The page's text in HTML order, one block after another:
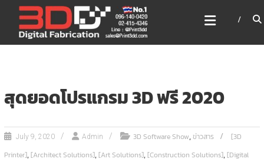
content
3DD DIGITAL FABRICATION
เครื่องพิมพ์3มิติ สแกนเนอร์
เลเซอร์
สุดยอดโปรแกรม 3D ฟรี 2020
July 9, 2020 Admin 3D Software Show,ข่าวสาร
[3D
Printer],[Architect Solutions],[Art Solutions],[Construction Solutions],[Digital